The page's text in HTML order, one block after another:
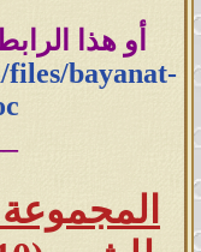
مضاف
أو هذا الرابط
files/bayanat-
المجموعة